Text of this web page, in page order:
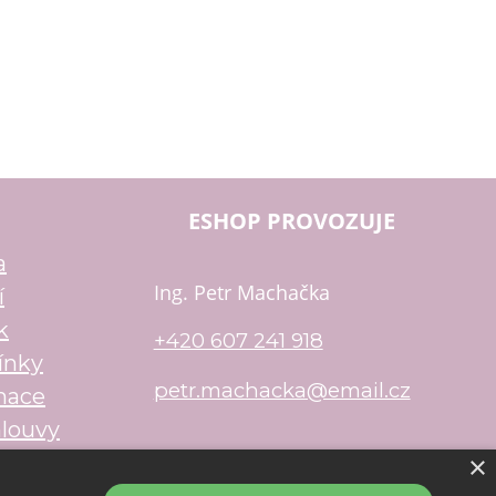
ESHOP PROVOZUJE
Ing. Petr Machačka
+420 607 241 918
petr.machacka@email.cz
×